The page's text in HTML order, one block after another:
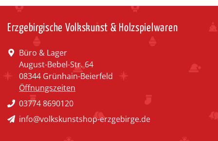
Erzgebirgische Volkskunst & Holzspielwaren
Büro & Lager
August-Bebel-Str. 64
08344 Grünhain-Beierfeld
Öffnungszeiten
03774 8690120
info@volkskunstshop-erzgebirge.de